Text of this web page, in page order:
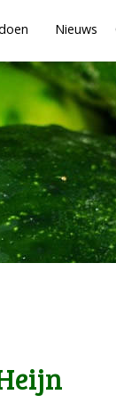
Nieuws